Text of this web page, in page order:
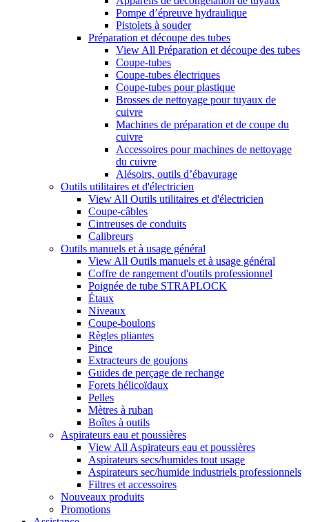
Pompe d’épreuve hydraulique
Pistolets à souder
Préparation et découpe des tubes
View All Préparation et découpe des tubes
Coupe-tubes
Coupe-tubes électriques
Coupe-tubes pour plastique
Brosses de nettoyage pour tuyaux de
cuivre
Machines de préparation et de coupe du
cuivre
Accessoires pour machines de nettoyage
du cuivre
Alésoirs, outils d’ébavurage
Outils utilitaires et d'électricien
View All Outils utilitaires et d'électricien
Coupe-câbles
Cintreuses de conduits
Calibreurs
Outils manuels et à usage général
View All Outils manuels et à usage général
Coffre de rangement d'outils professionnel
Poignée de tube STRAPLOCK
Étaux
Niveaux
Coupe-boulons
Règles pliantes
Pince
Extracteurs de goujons
Guides de perçage de rechange
Forets hélicoïdaux
Pelles
Mètres à ruban
Boîtes à outils
Aspirateurs eau et poussières
View All Aspirateurs eau et poussières
Aspirateurs secs/humides tout usage
Aspirateurs sec/humide industriels professionnels
Filtres et accessoires
Nouveaux produits
Promotions